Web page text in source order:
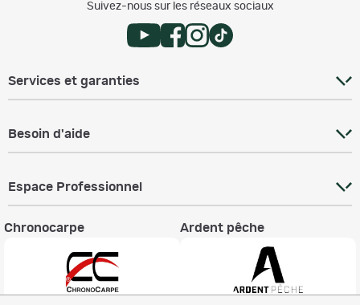
Suivez-nous sur les réseaux sociaux
Services et garanties
Besoin d'aide
Espace Professionnel
Chronocarpe Ardent pêche